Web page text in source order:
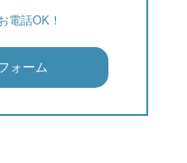
電話OK！
ォーム